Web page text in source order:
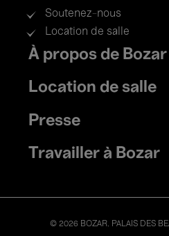
Soutenez-nous
Location de salle
Footer
menu
À propos de Bozar
Location de salle
Presse
Travailler à Bozar
© 2026 BOZAR. PALAIS DES